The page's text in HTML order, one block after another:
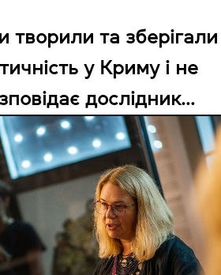
творили та зберігали
у Криму і не
дослідник
Радченко